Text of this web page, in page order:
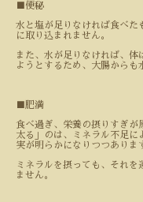
■便秘
水と塩が足りなければ食べた
に取り込まれません。
また、水が足りなければ、体
ようとするため、大腸からも
■肥満
食べ過ぎ、栄養の摂りすぎが
太る」のは、ミネラル不足に
実が明らかになりつつありま
ミネラルを摂っても、それ
ません。